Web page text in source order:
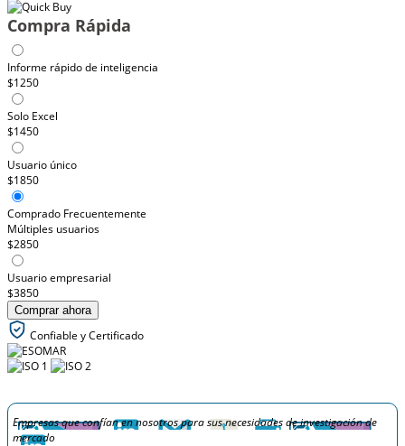
Compra Rápida
Informe rápido de inteligencia
$1250
Solo Excel
$1450
Usuario único
$1850
Comprado Frecuentemente
Múltiples usuarios
$2850
Usuario empresarial
$3850
Comprar ahora
Confiable y Certificado
Empresas que confían en nosotros para sus necesidades de investigación de
mercado